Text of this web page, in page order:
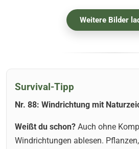
Weitere Bilder
Survival-Tipp
Nr. 88: Windrichtung mit
Weißt du schon? Auch ohne
Windrichtungen ablesen.